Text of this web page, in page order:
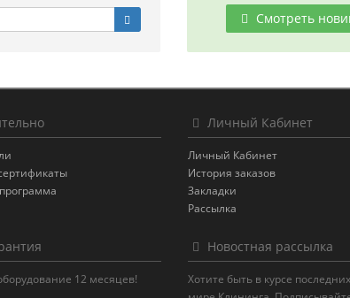
Смотреть
Личный Кабинет
Личный Кабинет
История заказов
Закладки
Рассылка
12 месяцев!
Новостная рассылка
Хотите быть в курсе